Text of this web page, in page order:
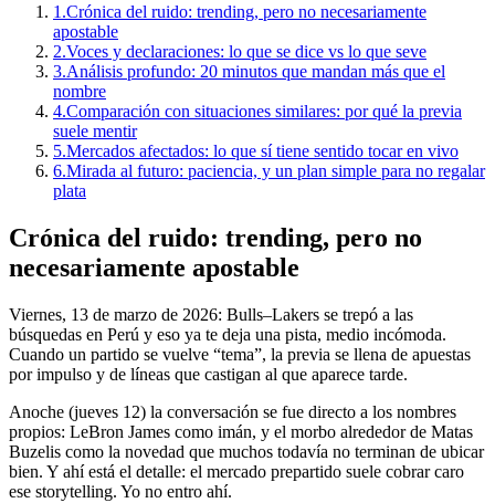
1.Crónica del ruido: trending, pero no necesariamente
apostable
2.Voces y declaraciones: lo que se dice vs lo que seve
3.Análisis profundo: 20 minutos que mandan más que el
nombre
4.Comparación con situaciones similares: por qué la previa
suele mentir
5.Mercados afectados: lo que sí tiene sentido tocar en vivo
6.Mirada al futuro: paciencia, y un plan simple para no regalar
plata
Crónica del ruido: trending, pero no
necesariamente apostable
Viernes, 13 de marzo de 2026: Bulls–Lakers se trepó a las
búsquedas en Perú y eso ya te deja una pista, medio incómoda.
Cuando un partido se vuelve “tema”, la previa se llena de apuestas
por impulso y de líneas que castigan al que aparece tarde.
Anoche (jueves 12) la conversación se fue directo a los nombres
propios: LeBron James como imán, y el morbo alrededor de Matas
Buzelis como la novedad que muchos todavía no terminan de ubicar
bien. Y ahí está el detalle: el mercado prepartido suele cobrar caro
ese storytelling. Yo no entro ahí.